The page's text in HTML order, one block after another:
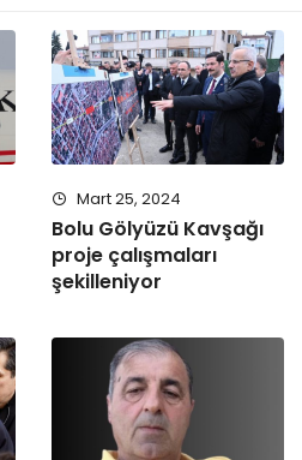
Mart 25, 2024
Bolu Gölyüzü Kavşağı
proje çalışmaları
şekilleniyor